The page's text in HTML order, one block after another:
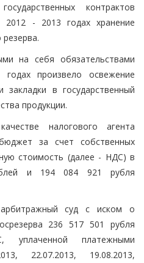
контрактов
- 2013 годах хранение
резерва.
на себя обязательствами
произвело освежение
в государственный
продукции.
налогового агента
за счет собственных
стоимость (далее - НДС) в
и 194 084 921 рубля
суд с иском о
236 517 501 рубля
уплаченной платежными
22.07.2013, 19.08.2013,